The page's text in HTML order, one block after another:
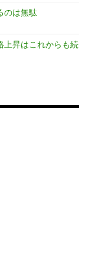
のは無駄
上昇はこれからも続